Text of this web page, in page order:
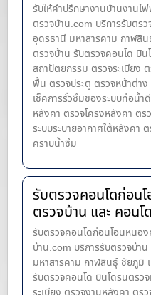
รับให้คำปรึกษางานบ้านงานไ
ตรวจบ้าน.com บริการรับตร
อุดรธานี มหาสารคาม กาฬสิ
ตรวจบ้าน รับตรวจคอนโด บิ
สถาปัตยกรรม ตรวจระเบียง
พื้น ตรวจประตู ตรวจหน้าต่าง​
เช็คการรั่วซึมของระบบท่อน้ำ​
หลังคา ตรวจโครงหลังคา ต
ระบบระบายอากาศใต้หลังคา
คราบน้ำซึม
รับตรวจคอนโดก่อน
ตรวจบ้าน และ คอนโด
รับตรวจคอนโดก่อนโอนหนอ
บ้าน.com บริการรับตรวจบ้า
มหาสารคาม กาฬสินธุ์ ชัยภูมิ
รับตรวจคอนโด บินโดรนตรว